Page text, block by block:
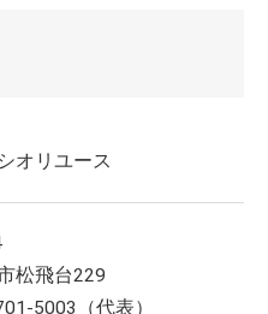
オリユース
松飛台229
5003（代表）